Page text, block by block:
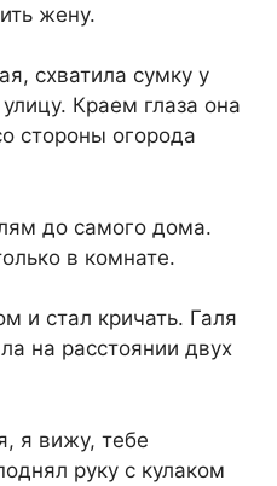
жену.
схватила сумку у
Краем глаза она
стороны огорода
до самого дома.
в комнате.
и стал кричать. Галя
на расстоянии двух
я вижу, тебе
руку с кулаком